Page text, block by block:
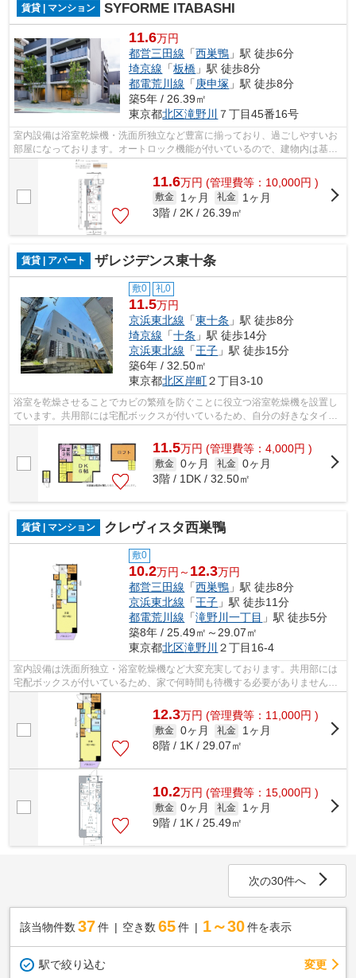
賃貸 | マンション SYFORME ITABASHI
11.6万円
都営三田線 「西巣鴨 」駅 徒歩6分
埼京線 「板橋 」駅 徒歩8分
都電荒川線 「 庚申塚 」駅 徒歩8分
築5年 / 26.39㎡
東京都北区滝野川 ７丁目45番16号
室内設備は浴室乾燥機・洗面所独立など豊富に揃っており、過ごしやすいお
部屋になっております。オートロック機能が付いているので、建物内は基本
的に住民のみという環境に安心感が得...
11.6万円 (管理費等：10,000円 )
敷金 1ヶ月 礼金
1ヶ月
3階 / 2K / 26.39㎡
賃貸 | アパート ザレジデンス東十条
敷0 礼0
11.5万円
京浜東北線 「東十条 」駅 徒歩8分
埼京線 「十条 」駅 徒歩14分
京浜東北線 「王子 」駅 徒歩15分
築6年 / 32.50㎡
東京都北区岸町２丁目3-10
浴室を乾燥させることでカビの繁殖を防ぐことに役立つ浴室乾燥機を設置し
ています。共用部には宅配ボックスが付いているため、自分の好きなタイミ
ングで荷物を受け取ることができます...
11.5万円 (管理費等：4,000円 )
敷金 0ヶ月 礼金 0ヶ月
3階 / 1DK / 32.50㎡
賃貸 | マンション クレヴィスタ西巣鴨
敷0
10.2万円～ 12.3万円
都営三田線 「西巣鴨 」駅 徒歩8分
京浜東北線 「王子 」駅 徒歩11分
都電荒川線 「滝野川一丁目 」駅 徒歩5分
築8年 / 25.49㎡～29.07㎡
東京都北区滝野川 ２丁目16-4
室内設備は洗面所独立・浴室乾燥機など大変充実しております。共用部には
宅配ボックスが付いているため、家で何時間も待機する必要がありません。
セキュリティ面は、オートロック・TV...
12.3万円 (管理費等：11,000円 )
敷金 0ヶ月 礼金
1ヶ月
8階 / 1K / 29.07㎡
10.2万円 (管理費等：15,000円 )
敷金 0ヶ月 礼金
1ヶ月
9階 / 1K / 25.49㎡
次の30件へ
該当物件数 37件 空き数 65 件 1～30 件を表示
駅で絞り込む 変更